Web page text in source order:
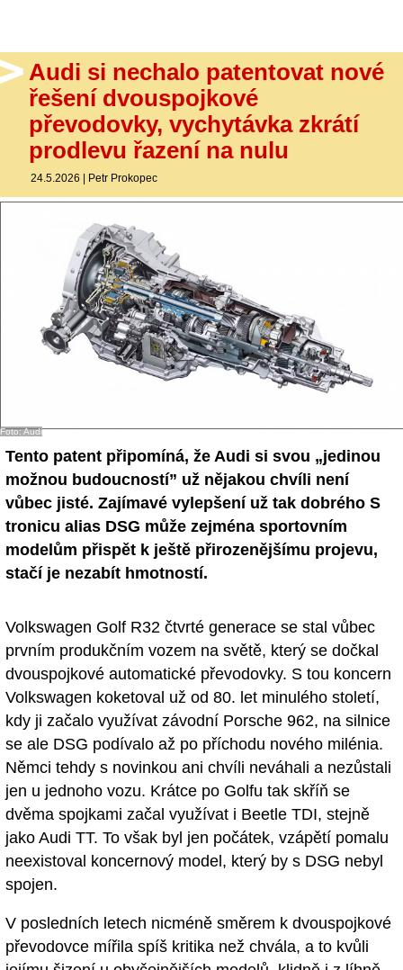
Audi si nechalo patentovat nové
řešení dvouspojkové
převodovky, vychytávka zkrátí
prodlevu řazení na nulu
24.5.2026 | Petr Prokopec
Foto: Audi
Tento patent připomíná, že Audi si svou „jedinou
možnou budoucností” už nějakou chvíli není
vůbec jisté. Zajímavé vylepšení už tak dobrého S
tronicu alias DSG může zejména sportovním
modelům přispět k ještě přirozenějšímu projevu,
stačí je nezabít hmotností.
Volkswagen Golf R32 čtvrté generace se stal vůbec
prvním produkčním vozem na světě, který se dočkal
dvouspojkové automatické převodovky. S tou koncern
Volkswagen koketoval už od 80. let minulého století,
kdy ji začalo využívat závodní Porsche 962, na silnice
se ale DSG podívalo až po příchodu nového milénia.
Němci tehdy s novinkou ani chvíli neváhali a nezůstali
jen u jednoho vozu. Krátce po Golfu tak skříň se
dvěma spojkami začal využívat i Beetle TDI, stejně
jako Audi TT. To však byl jen počátek, vzápětí pomalu
neexistoval koncernový model, který by s DSG nebyl
spojen.
V posledních letech nicméně směrem k dvouspojkové
převodovce mířila spíš kritika než chvála, a to kvůli